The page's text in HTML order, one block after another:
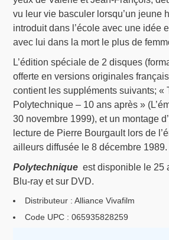
vu leur vie basculer lorsqu’un jeune
introduit dans l’école avec une idée
avec lui dans la mort le plus de
L’édition spéciale de 2 disques
offerte en versions originales
contient les suppléments suivants; «
Polytechnique – 10 ans après »
30 novembre 1999), et un montage
lecture de Pierre Bourgault lors de
ailleurs diffusée le 8 décembre 1989.
Polytechnique est disponible le 25
Blu-ray et sur DVD.
Distributeur : Alliance Vivafilm
Code UPC : 065935828259